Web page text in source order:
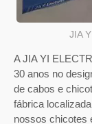
JIA
A JIA YI
30 anos no
de cabos e
fábrica
nossos chicotes